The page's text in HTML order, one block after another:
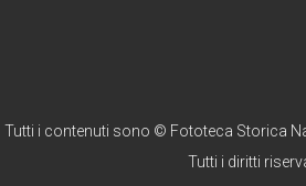
Tutti i contenuti sono © Fototeca Storica
Tutti i diritti